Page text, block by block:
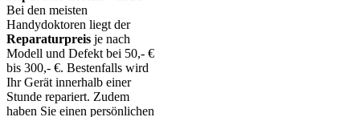
Bei den meisten
Handydoktoren liegt der
Reparaturpreis je nach
Modell und Defekt bei 50,- €
bis 300,- €. Bestenfalls wird
Ihr Gerät innerhalb einer
Stunde repariert. Zudem
haben Sie einen persönlichen